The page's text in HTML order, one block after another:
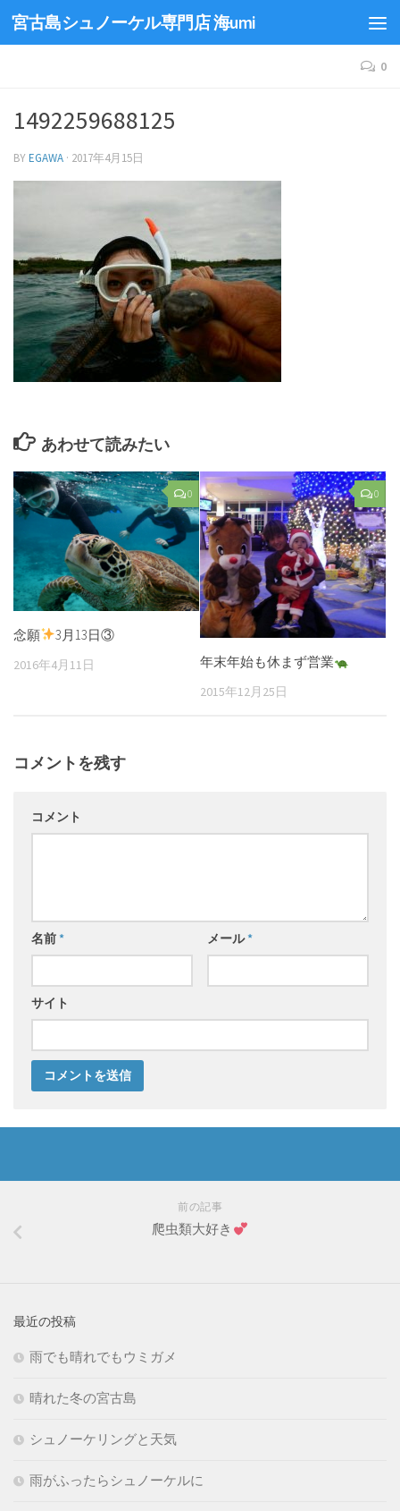
宮古島シュノーケル専門店 海umi
0
1492259688125
BYEGAWA · 2017年4月15日
あわせて読みたい
0
念願 3月13日③
2016年4月11日
0
年末年始も休まず営業
2015年12月25日
コメントを残す
コメント
名前* メール*
サイト
前の記事
爬虫類大好き
最近の投稿
雨でも晴れでもウミガメ
晴れた冬の宮古島
シュノーケリングと天気
雨がふったらシュノーケルに